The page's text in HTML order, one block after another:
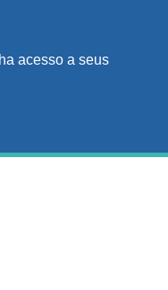
acesso a seus